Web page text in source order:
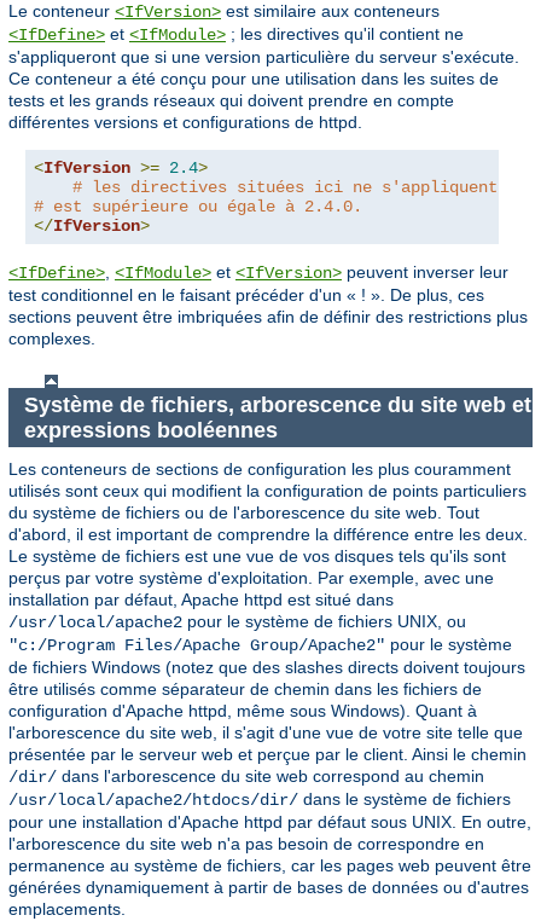
Le conteneur <IfVersion> est similaire aux conteneurs
<IfDefine> et <IfModule> ; les directives qu'il contient ne
s'appliqueront que si une version particulière du serveur s'exécute.
Ce conteneur a été conçu pour une utilisation dans les suites de
tests et les grands réseaux qui doivent prendre en compte
différentes versions et configurations de httpd.
<IfVersion >= 2.4>
# les directives situées ici ne s'appliquent
# est supérieure ou égale à 2.4.0.
</IfVersion>
<IfDefine> <IfModule> et <IfVersion> peuvent inverser leur
test conditionnel en le faisant précéder d'un « ! ». De plus, ces
sections peuvent être imbriquées afin de définir des restrictions plus
complexes.
Système de fichiers, arborescence du site web et
expressions booléennes
Les conteneurs de sections de configuration les plus couramment
utilisés sont ceux qui modifient la configuration de points particuliers
du système de fichiers ou de l'arborescence du site web. Tout
d'abord, il est important de comprendre la différence entre les deux.
Le système de fichiers est une vue de vos disques tels qu'ils sont
perçus par votre système d'exploitation. Par exemple, avec une
installation par défaut, Apache httpd est situé dans
/usr/local/apache2 pour le système de fichiers UNIX, ou
"c:/Program Files/Apache Group/Apache2" pour le système
de fichiers Windows (notez que des slashes directs doivent toujours
être utilisés comme séparateur de chemin dans les fichiers de
configuration d'Apache httpd, même sous Windows). Quant à
l'arborescence du site web, il s'agit d'une vue de votre site telle que
présentée par le serveur web et perçue par le client. Ainsi le chemin
/dir/ dans l'arborescence du site web correspond au chemin
/usr/local/apache2/htdocs/dir/ dans le système de fichiers
pour une installation d'Apache httpd par défaut sous UNIX. En outre,
l'arborescence du site web n'a pas besoin de correspondre en
permanence au système de fichiers, car les pages web peuvent être
générées dynamiquement à partir de bases de données ou d'autres
emplacements.